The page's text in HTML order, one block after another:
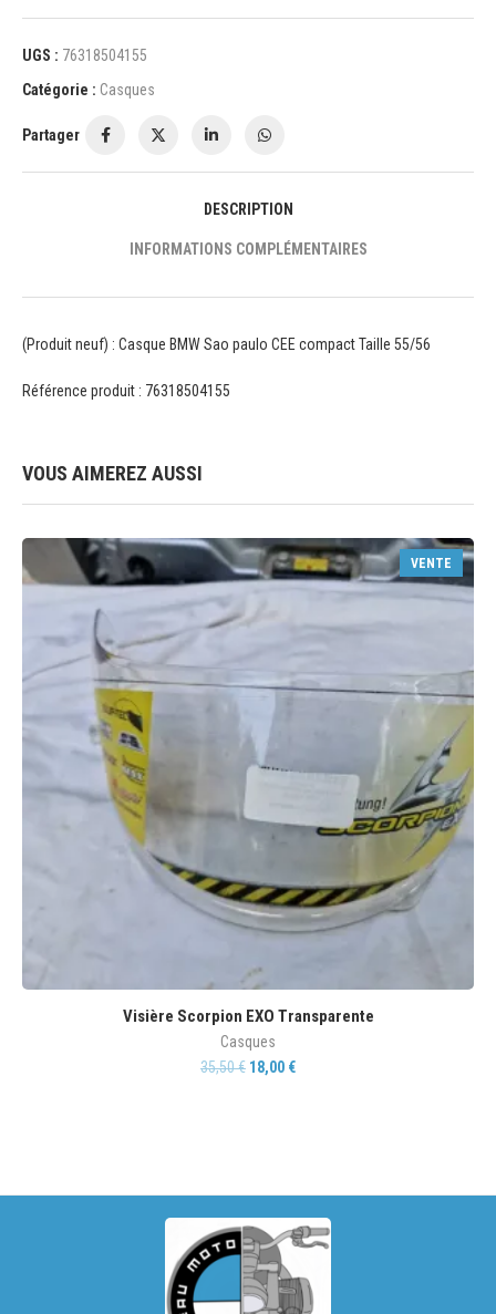
UGS : 76318504155
Catégorie : Casques
Partager
DESCRIPTION
INFORMATIONS COMPLÉMENTAIRES
(Produit neuf) : Casque BMW Sao paulo CEE compact Taille 55/56
Référence produit : 76318504155
VOUS AIMEREZ AUSSI
VENTE
Visière Scorpion EXO Transparente
Casques
35,50€ 18,00 €